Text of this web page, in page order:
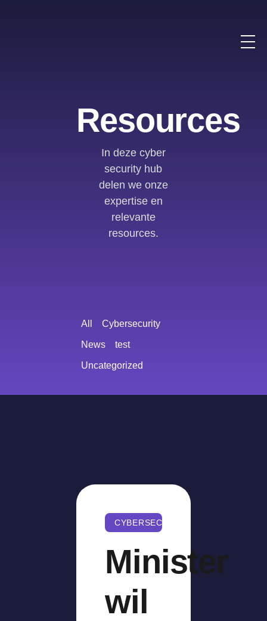
Resources
In deze cyber
security hub
delen we onze
expertise en
relevante
resources.
Cybersecurity
News test
Uncategorized
All
CYBERSECURITY
Minister
wil